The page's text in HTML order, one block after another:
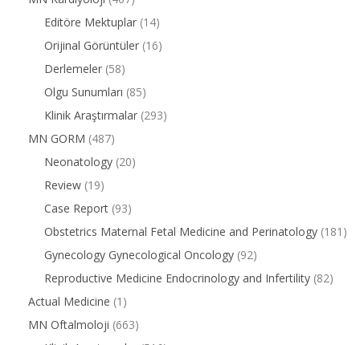
Editöre Mektuplar (14)
Orijinal Görüntüler (16)
Derlemeler (58)
Olgu Sunumları (85)
Klinik Araştırmalar (293)
MN GORM (487)
Neonatology (20)
Review (19)
Case Report (93)
Obstetrics Maternal Fetal Medicine and Perinatology (181)
Gynecology Gynecological Oncology (92)
Reproductive Medicine Endocrinology and Infertility (82)
Actual Medicine (1)
MN Oftalmoloji (663)